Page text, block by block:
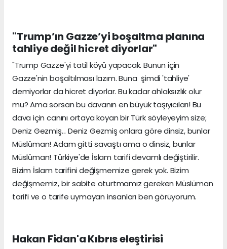
"Trump’ın Gazze’yi boşaltma planına
tahliye değil hicret diyorlar"
"Trump Gazze'yi tatil köyü yapacak. Bunun için
Gazze'nin boşaltılması lazım. Buna şimdi 'tahliye'
demiyorlar da hicret diyorlar. Bu kadar ahlaksızlık olur
mu? Ama sorsan bu davanın en büyük taşıyıcıları! Bu
dava için canını ortaya koyan bir Türk söyleyeyim size;
Deniz Gezmiş... Deniz Gezmiş onlara göre dinsiz, bunlar
Müslüman! Adam gitti savaştı ama o dinsiz, bunlar
Müslüman! Türkiye'de İslam tarifi devamlı değiştirilir.
Bizim İslam tarifini değişmemize gerek yok. Bizim
değişmemiz, bir sabite oturtmamız gereken Müslüman
tarifi ve o tarife uymayan insanları ben görüyorum.
Hakan Fidan'a Kıbrıs eleştirisi